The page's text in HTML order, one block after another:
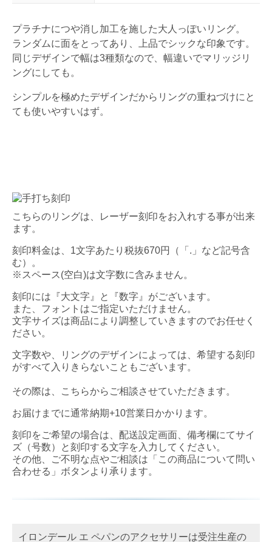
プラチナにつや消し加工を施した大人っぽいリング。
ランダムに面をとってあり、上品でシックな印象です。
同じデザインで幅は3種類なので、幅違いでマリッジリ
ングにしても。
シンプルを極めたデザインだからリングの重ねづけにと
ても使いやすいはず。
こちらのリングは、レーザー刻印をお入れする事が出来
ます。
刻印料金は、1文字あたり税抜670円（「.」など記号含
む）。
※スペース(空白)は文字数に含みません。
刻印には『大文字』と『数字』がございます。
また、フォントはご指定いただけません。
文字サイズは商品により調整していきますのでお任せく
ださい。
文字数や、リングのデザインによっては、希望する刻印
がすべて入りきらないこともございます。
その際は、こちらからご相談させていただきます。
お届けまでに通常納期+10営業日かかります。
刻印をご希望の場合は、配送設定画面、備考欄にてサイ
ズ（号数）と刻印する文字を入力してください。
その他、ご不明な点やご相談は「この商品について問い
合わせる」ボタンより承ります。
イロンデール エ ペパンのアクセサリーは受注生産の